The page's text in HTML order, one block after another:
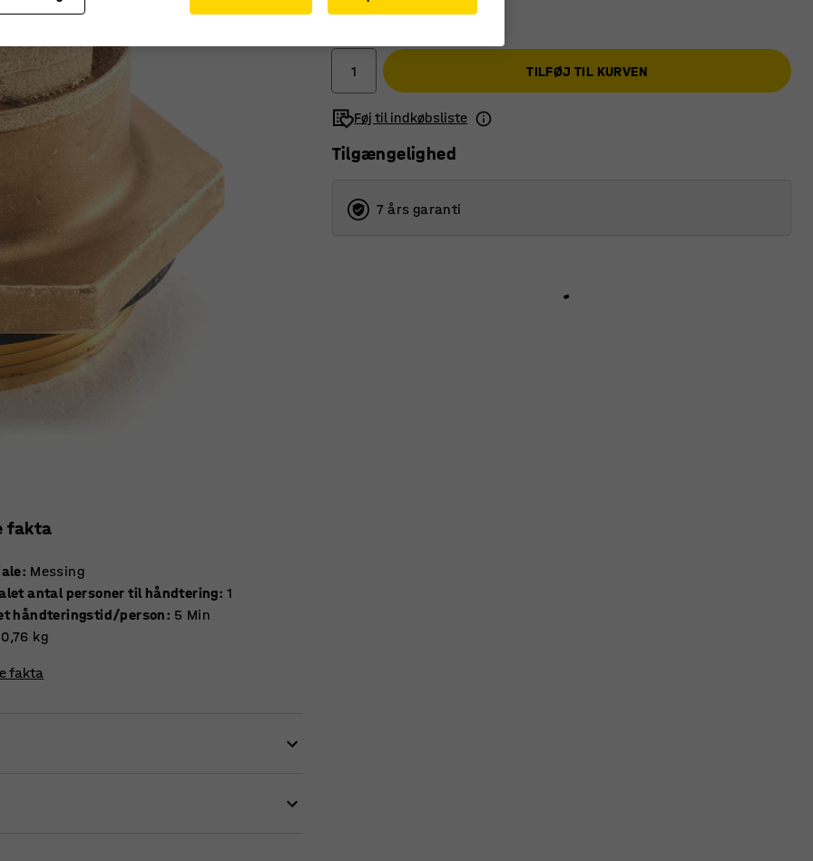
fakta
: Messing
antal personer til håndtering: 1
håndteringstid/person: 5 Min
0,76 kg
fakta
1.160,-
TILFØJ TIL KURVEN
Føj til indkøbsliste
Tilgængelighed
7 års garanti